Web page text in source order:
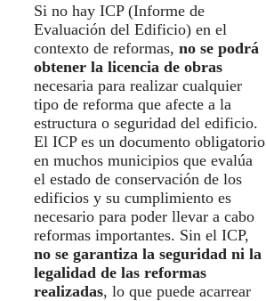
Si no hay ICP (Informe de
Evaluación del Edificio) en el
contexto de reformas, no se podrá
obtener la licencia de obras
necesaria para realizar cualquier
tipo de reforma que afecte a la
estructura o seguridad del edificio.
El ICP es un documento obligatorio
en muchos municipios que evalúa
el estado de conservación de los
edificios y su cumplimiento es
necesario para poder llevar a cabo
reformas importantes. Sin el ICP,
no se garantiza la seguridad ni la
legalidad de las reformas
realizadas, lo que puede acarrear